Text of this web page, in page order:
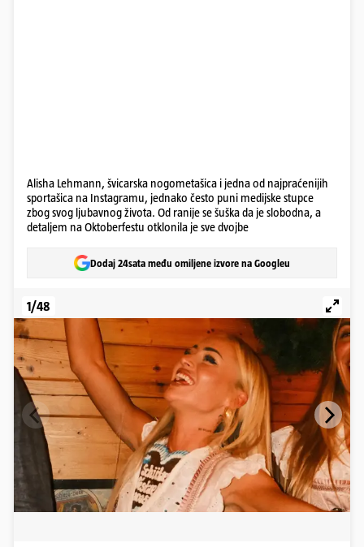
Alisha Lehmann, švicarska nogometašica i jedna od najpraćenijih
sportašica na Instagramu, jednako često puni medijske stupce
zbog svog ljubavnog života. Od ranije se šuška da je slobodna, a
detaljem na Oktoberfestu otklonila je sve dvojbe
Dodaj 24sata među omiljene izvore na Googleu
1/48